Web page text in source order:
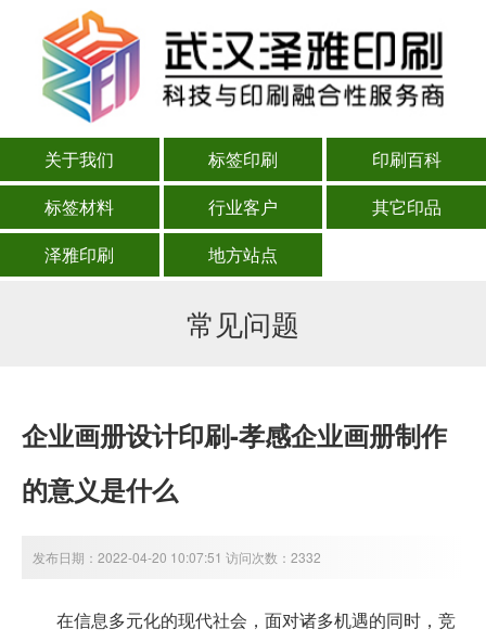
关于我们 标签印刷
印刷百科
标签材料
行业客户
其它印品
泽雅印刷
地方站点
常见问题
企业画册设计印刷-孝感企业画册制作
的意义是什么
发布日期：2022-04-20 10:07:51 访问次数：2332
在信息多元化的现代社会，面对诸多机遇的同时，竞